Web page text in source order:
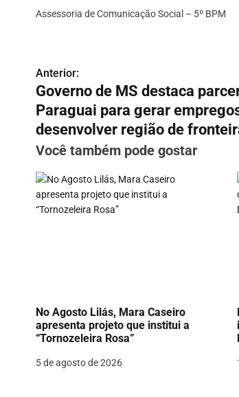
Assessoria de Comunicação Social – 5º BPM
N
a
v
e
g
a
d
e
P
Anterior:
Governo de MS destaca
Paraguai para gerar
desenvolver região de
Você também pode gostar
No Agosto Lilás, Mara Caseiro
apresenta projeto que institui a
“Tornozeleira Rosa”
5 de agosto de 2026